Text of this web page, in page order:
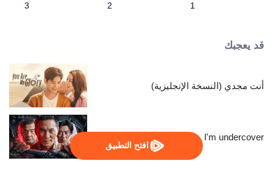
افتح التطبيق
1
2
3
قد يعجبك
أنت مجدي (النسخة الإنجليزية)
I'm undercover